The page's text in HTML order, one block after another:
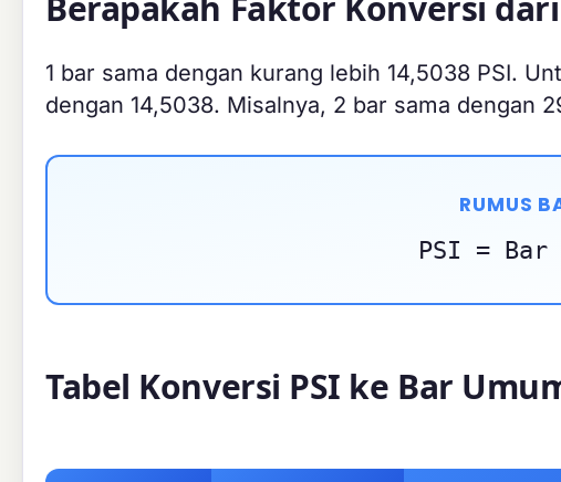
1 bar sama dengan kurang lebih 14,5038 PSI.
dengan 14,5038. Misalnya, 2 bar sama dengan
RUMUS
PSI = Bar
Tabel Konversi PSI ke Bar